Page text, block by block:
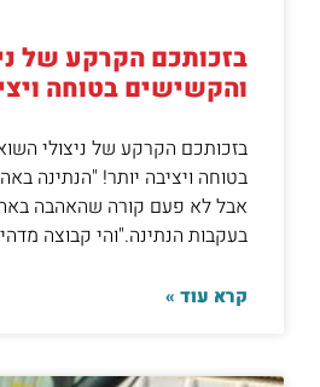
בזכותכם הקרקע של
והקשישים בטוחה
בזכותכם הקרקע של ניצולי
בטוחה ויציבה יותר! "הנתינה
אבל לא פעם קורה שהאהבה באה
בעקבות הנתינה."והי קבוצה
קרא עוד »